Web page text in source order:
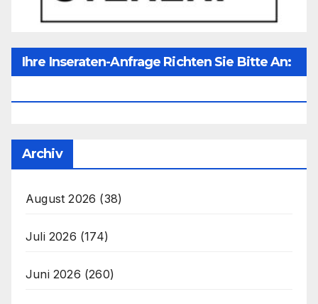
Ihre Inseraten-Anfrage Richten Sie Bitte An:
Archiv
August 2026 (38)
Juli 2026 (174)
Juni 2026 (260)